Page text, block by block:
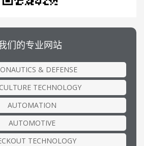
们的专业网站
& DEFENSE
TECHNOLOGY
AUTOMATION
AUTOMOTIVE
TECHNOLOGY